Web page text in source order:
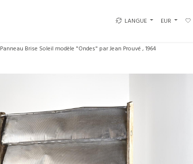
LANGUE EUR
Panneau Brise Soleil modèle "Ondes" par Jean Prouvé , 1964